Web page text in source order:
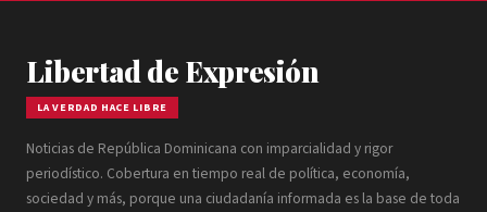
Libertad de Expresión
LA VERDAD HACE LIBRE
Noticias de República Dominicana con imparcialidad y rigor
periodístico. Cobertura en tiempo real de política, economía,
sociedad y más, porque una ciudadanía informada es la base de toda